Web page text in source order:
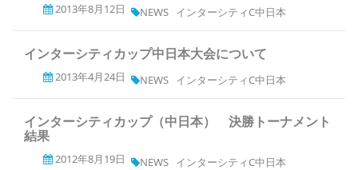
2013年8月12日 NEWS インターシティC中日本
インターシティカップ中日本大会について
2013年4月24日 NEWS インターシティC中日本
インターシティカップ（中日本） 決勝トーナメント
結果
2012年8月19日 NEWS インターシティC中日本